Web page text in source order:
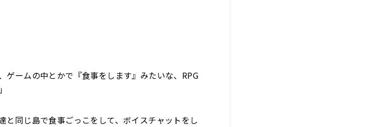
ゲームの中とかで『食事をします』みたいな、RPG
と同じ島で食事ごっこをして、ボイスチャットをし